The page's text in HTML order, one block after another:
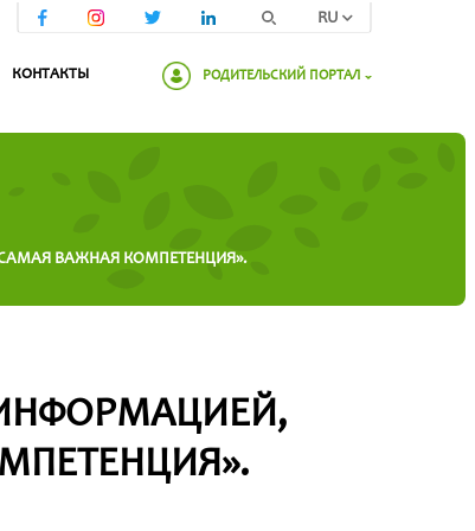
КОНТАКТЫ
RU
РОДИТЕЛЬСКИЙ ПОРТАЛ
ВАЖНАЯ КОМПЕТЕНЦИЯ».